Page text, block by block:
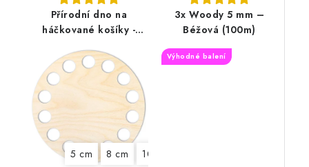
Přírodní dno na
háčkované košíky -
5 cm 8 cm 10 cm
3x Woody 5 mm –
Béžová (100m)
Výhodné balení